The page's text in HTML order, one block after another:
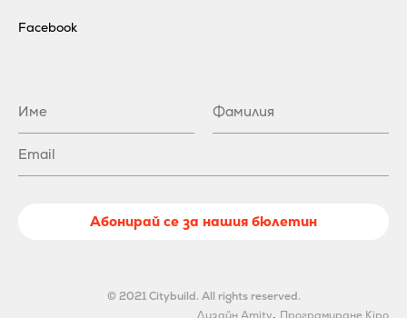
Facebook
Абонирай се за нашия бюлетин
© 2021 Citybuild. All rights reserved.
.